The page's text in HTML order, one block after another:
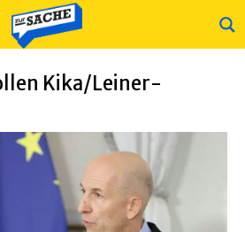
Kika/Leiner-